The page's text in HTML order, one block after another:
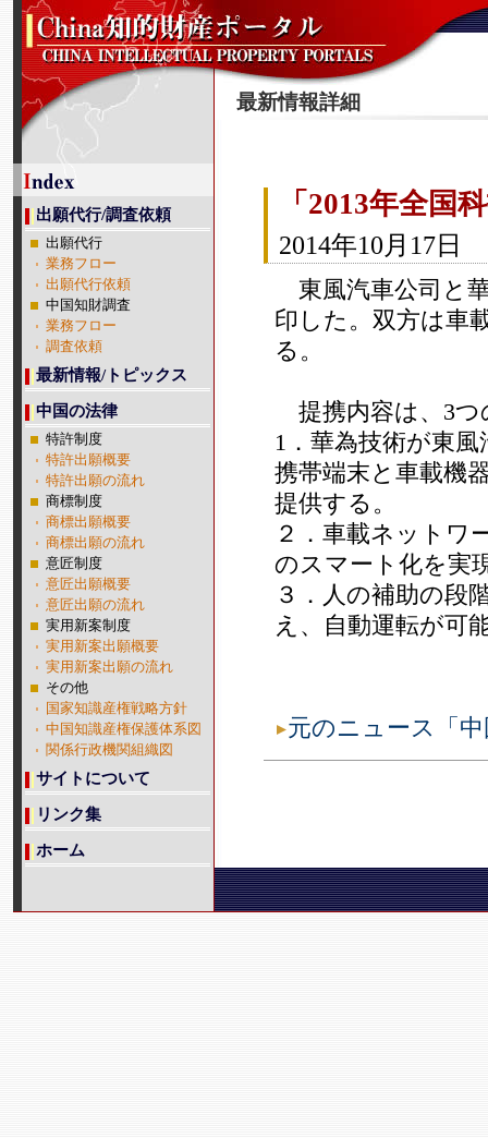
最新情報詳細
「2013年全国
2014年10月17日
東風汽車公司と
印した。双方は車
る。
提携内容は、3つ
1．華為技術が東
携帯端末と車載機
提供する。
２．車載ネットワ
のスマート化を実
３．人の補助の段
え、自動運転が可
元のニュース「
出願代行/調査依頼
出願代行
業務フロー
出願代行依頼
中国知財調査
業務フロー
調査依頼
最新情報/トピックス
中国の法律
特許制度
特許出願概要
特許出願の流れ
商標制度
商標出願概要
商標出願の流れ
意匠制度
意匠出願概要
意匠出願の流れ
実用新案制度
実用新案出願概要
実用新案出願の流れ
その他
国家知識産権戦略方針
中国知識産権保護体系図
関係行政機関組織図
サイトについて
リンク集
ホーム